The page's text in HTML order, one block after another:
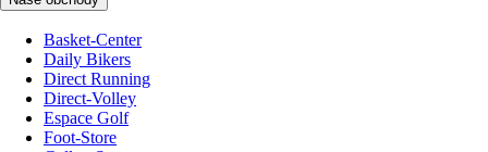
Basket-Center
Daily Bikers
Direct Running
Direct-Volley
Espace Golf
Foot-Store